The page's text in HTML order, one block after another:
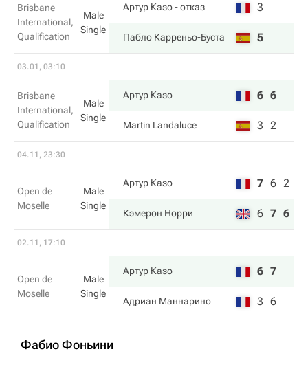
Brisbane
International,
Qualification
Male
Single
Артур Казо- отказ 3
Пабло Карреньо-Буста 5
03.01, 03:10
Brisbane
International,
Qualification
Male
Single
Артур Казо 6 6
Martin Landaluce 3 2
04.11, 23:30
Open de
Moselle
Male
Single
Артур Казо 7 6 2
Кэмерон Норри 6 7 6
02.11, 17:10
Open de
Moselle
Male
Single
Артур Казо 6 7
Адриан Маннарино 3 6
Фабио Фоньини